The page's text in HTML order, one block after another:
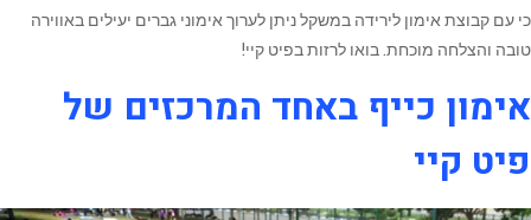
כי עם קבוצת אימון לירידה במשקל ניתן לערוך אימוני גברים יעילים באווירה
טובה והצלחה מוכחת. בואו לרזות בפיט קיי!
אימון כייף באחד המרכזים של
פיט קיי